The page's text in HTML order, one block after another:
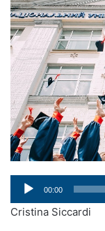
Audio
Player
00:00
Cristina Siccardi